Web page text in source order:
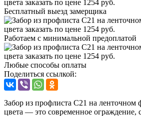
Бесплатный выезд замерщика
Работаем с минимальной предоплатой
Любые способы оплаты
Поделиться ссылкой:
Забор из профлиста C21 на ленточном
цвета — это современное ограждение,